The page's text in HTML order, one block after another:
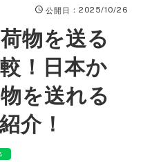
公開日 ：2025/10/26
物を送る
！日本か
を送れる
介！